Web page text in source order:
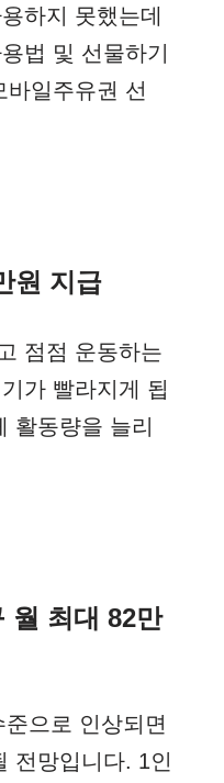
하지 못했는데
법 및 선물하기
일주유권 선
원 지급
점점 운동하는
가 빨라지게 됩
활동량을 늘리
월 최대 82만
으로 인상되면
전망입니다. 1인